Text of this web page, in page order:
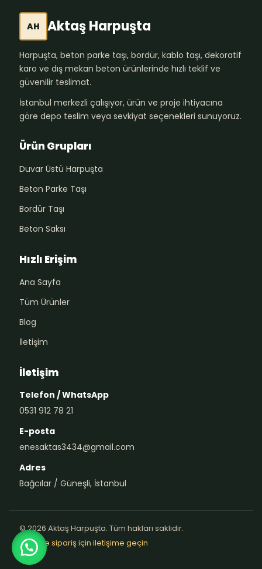
AH Aktaş Harpuşta
Harpuşta, beton parke taşı, bordür, kablo taşı, dekoratif
karo ve dış mekan beton ürünlerinde hızlı teklif ve
güvenilir teslimat.
İstanbul merkezli çalışıyor, ürün ve proje ihtiyacına
göre depo teslim veya sevkiyat seçenekleri sunuyoruz.
Ürün Grupları
Duvar Üstü Harpuşta
Beton Parke Taşı
Bordür Taşı
Beton Saksı
Hızlı Erişim
Ana Sayfa
Tüm Ürünler
Blog
İletişim
İletişim
Telefon / WhatsApp
0531 912 78 21
E-posta
enesaktas3434@gmail.com
Adres
Bağcılar / Güneşli, İstanbul
© 2026 Aktaş Harpuşta. Tüm hakları saklıdır.
Teklif ve sipariş için iletişime geçin